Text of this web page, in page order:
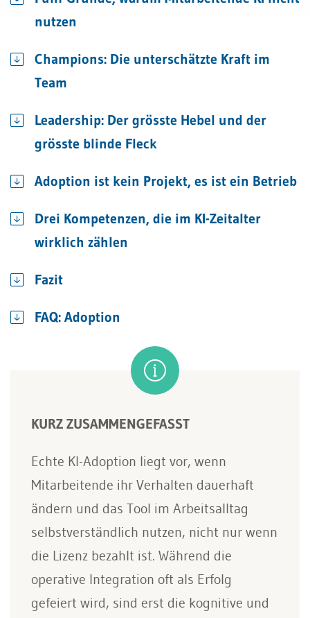
nutzen
Champions: Die unterschätzte Kraft im
Team
Leadership: Der grösste Hebel und der
grösste blinde Fleck
Adoption ist kein Projekt, es ist ein Betrieb
Drei Kompetenzen, die im KI-Zeitalter
wirklich zählen
Fazit
FAQ: Adoption
KURZ ZUSAMMENGEFASST
Echte KI-Adoption liegt vor, wenn
Mitarbeitende ihr Verhalten dauerhaft
ändern und das Tool im Arbeitsalltag
selbstverständlich nutzen, nicht nur wenn
die Lizenz bezahlt ist. Während die
operative Integration oft als Erfolg
gefeiert wird, sind erst die kognitive und